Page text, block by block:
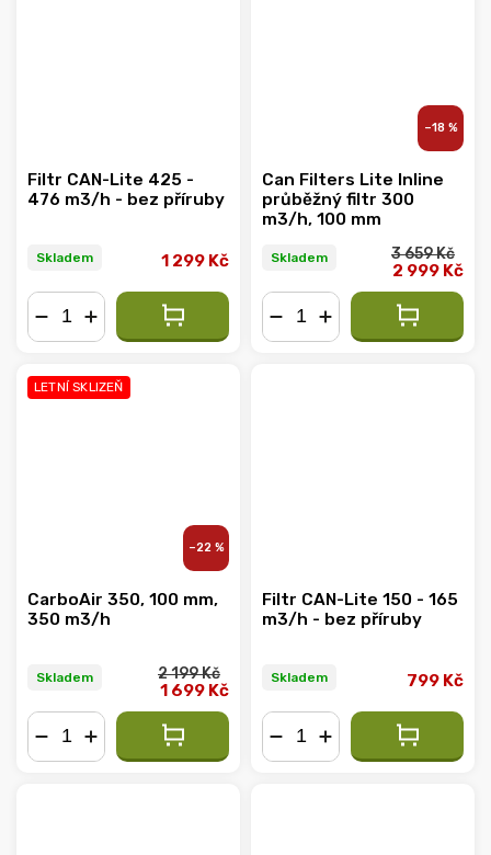
Filtr CAN-Lite 425 -
476 m3/h - bez příruby
Skladem 1 299 Kč
–18 %
Can Filters Lite Inline
průběžný filtr 300
m3/h, 100 mm
Skladem 3 659 Kč
2 999 Kč
LETNÍ SKLIZEŇ
–22 %
CarboAir 350, 100 mm,
350 m3/h
Skladem 2 199 Kč
1 699 Kč
Filtr CAN-Lite 150 - 165
m3/h - bez příruby
Skladem 799 Kč